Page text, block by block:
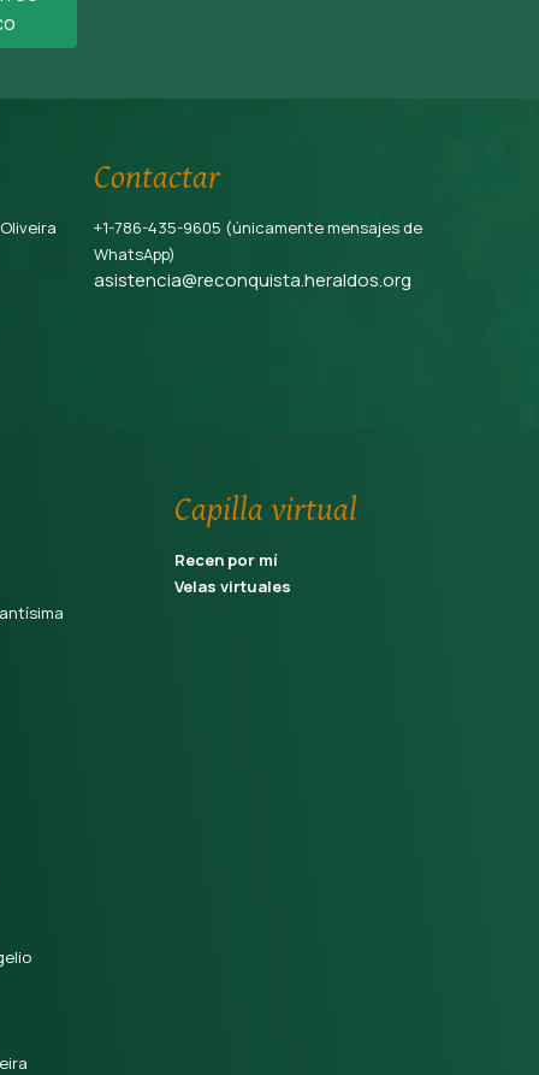
Contactar
+1-786-435-9605 (únicamente mensajes de
WhatsApp)
asistencia@reconquista.heraldos.org
Capilla virtual
Recen por mí
Velas virtuales